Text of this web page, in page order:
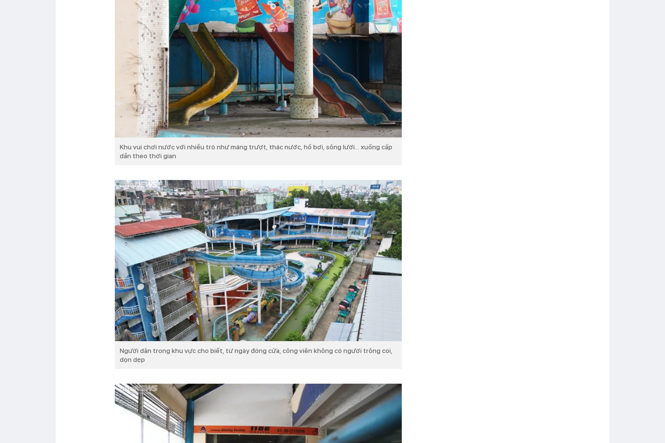
Khu vui chơi nước với nhiều trò như máng trượt, thác nước, hồ bơi, sông lười... xuống cấp
dần theo thời gian
Người dân trong khu vực cho biết, từ ngày đóng cửa, công viên không có người trông coi,
dọn dẹp